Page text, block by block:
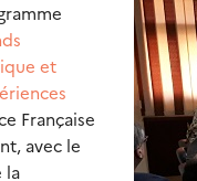
et
Française
avec le
la